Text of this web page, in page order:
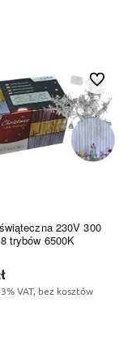
230V 300
trybów 6500K
VAT, bez kosztów
Do